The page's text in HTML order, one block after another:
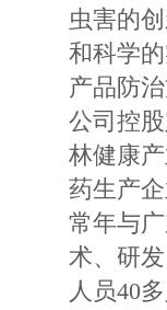
虫害的
和科学
产品防
公司控
林健康
药生产
常年与
术、研
人员40